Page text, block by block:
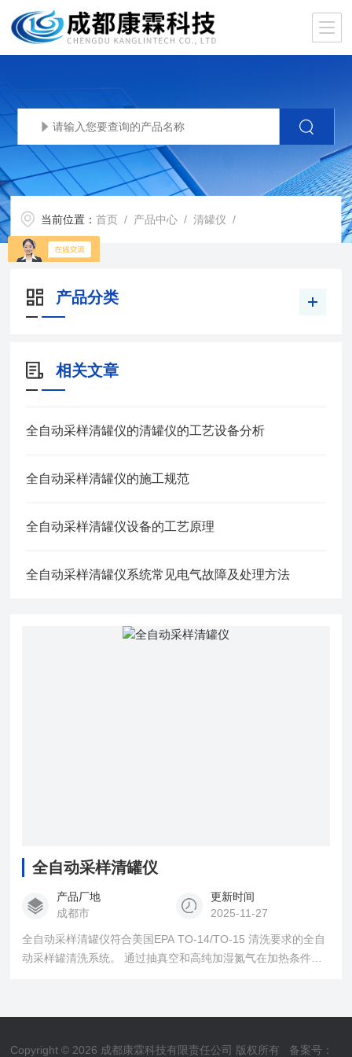
当前位置：首页 / 产品中心 /清罐仪 /
产品分类
相关文章
全自动采样清罐仪的清罐仪的工艺设备分析
全自动采样清罐仪的施工规范
全自动采样清罐仪设备的工艺原理
全自动采样清罐仪系统常见电气故障及处理方法
全自动采样清罐仪
产品厂地
成都市
更新时间
2025-11-27
全自动采样清罐仪符合美国EPA TO-14/TO-15 清洗要求的全自
动采样罐清洗系统。 通过抽真空和高纯加湿氮气在加热条件下
Copyright © 2026 成都康霖科技有限责任公司 版权所有 备案号：